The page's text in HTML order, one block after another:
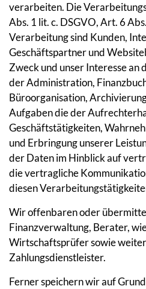
verarbeiten. Die
Abs. 1 lit. c. DSGVO, Art. 6
Verarbeitung sind Kunden,
Geschäftspartner und
Zweck und unser Interesse an
der Administration,
Büroorganisation,
Aufgaben die der
Geschäftstätigkeiten,
und Erbringung unserer
der Daten im Hinblick auf
die vertragliche
diesen
Wir offenbaren oder
Finanzverwaltung, Berater,
Wirtschaftsprüfer sowie
Zahlungsdienstleister.
Ferner speichern wir auf